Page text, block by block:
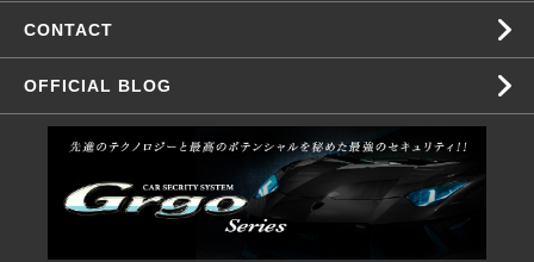
CONTACT
OFFICIAL BLOG